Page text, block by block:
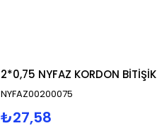
2*0,75 NYFAZ KORDON BİTİŞİK
NYFAZ00200075
₺27,58